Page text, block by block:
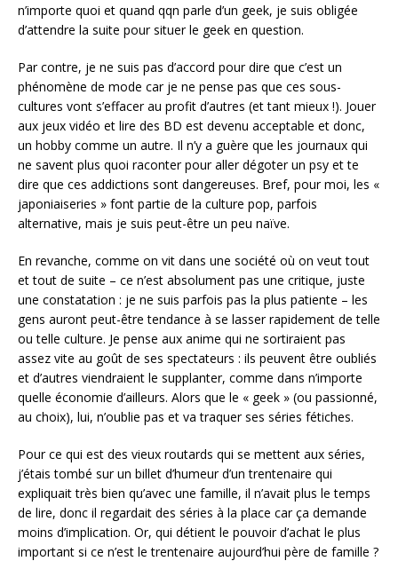
n’importe quoi et quand qqn parle d’un geek, je suis obligée
d’attendre la suite pour situer le geek en question.
Par contre, je ne suis pas d’accord pour dire que c’est un
phénomène de mode car je ne pense pas que ces sous-
cultures vont s’effacer au profit d’autres (et tant mieux !). Jouer
aux jeux vidéo et lire des BD est devenu acceptable et donc,
un hobby comme un autre. Il n’y a guère que les journaux qui
ne savent plus quoi raconter pour aller dégoter un psy et te
dire que ces addictions sont dangereuses. Bref, pour moi, les «
japoniaiseries » font partie de la culture pop, parfois
alternative, mais je suis peut-être un peu naïve.
En revanche, comme on vit dans une société où on veut tout
et tout de suite – ce n’est absolument pas une critique, juste
une constatation : je ne suis parfois pas la plus patiente – les
gens auront peut-être tendance à se lasser rapidement de telle
ou telle culture. Je pense aux anime qui ne sortiraient pas
assez vite au goût de ses spectateurs : ils peuvent être oubliés
et d’autres viendraient le supplanter, comme dans n’importe
quelle économie d’ailleurs. Alors que le « geek » (ou passionné,
au choix), lui, n’oublie pas et va traquer ses séries fétiches.
Pour ce qui est des vieux routards qui se mettent aux séries,
j’étais tombé sur un billet d’humeur d’un trentenaire qui
expliquait très bien qu’avec une famille, il n’avait plus le temps
de lire, donc il regardait des séries à la place car ça demande
moins d’implication. Or, qui détient le pouvoir d’achat le plus
important si ce n’est le trentenaire aujourd’hui père de famille ?